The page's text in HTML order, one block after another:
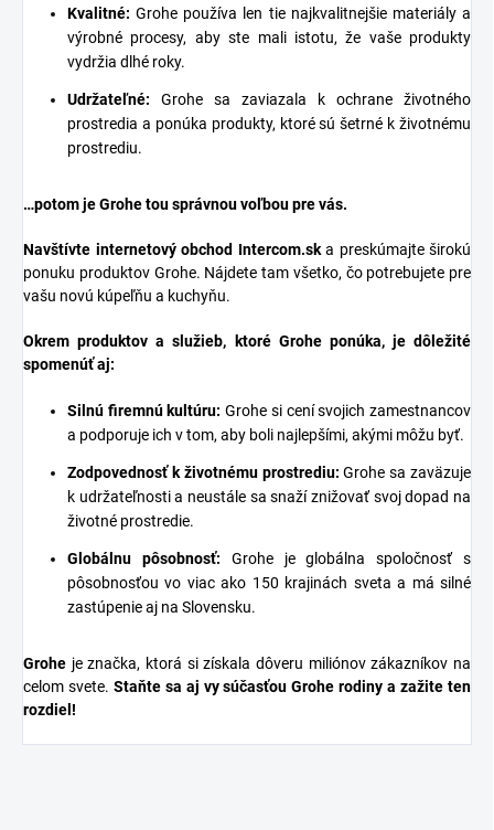
Kvalitné: Grohe používa len tie najkvalitnejšie materiály a
výrobné procesy, aby ste mali istotu, že vaše produkty
vydržia dlhé roky.
Udržateľné: Grohe sa zaviazala k ochrane životného
prostredia a ponúka produkty, ktoré sú šetrné k životnému
prostrediu.
…potom je Grohe tou správnou voľbou pre vás.
Navštívte internetový obchod Intercom.ska preskúmajte širokú
ponuku produktov Grohe. Nájdete tam všetko, čo potrebujete pre
vašu novú kúpeľňu a kuchyňu.
Okrem produktov a služieb, ktoré Grohe ponúka, je dôležité
spomenúť aj:
Silnú firemnú kultúru: Grohe si cení svojich zamestnancov
a podporuje ich v tom, aby boli najlepšími, akými môžu byť.
Zodpovednosť k životnému prostrediu: Grohe sa zaväzuje
k udržateľnosti a neustále sa snaží znižovať svoj dopad na
životné prostredie.
Globálnu pôsobnosť: Grohe je globálna spoločnosť s
pôsobnosťou vo viac ako 150 krajinách sveta a má silné
zastúpenie aj na Slovensku.
Grohe je značka, ktorá si získala dôveru miliónov zákazníkov na
celom svete. Staňte sa aj vy súčasťou Grohe rodiny a zažite ten
rozdiel!